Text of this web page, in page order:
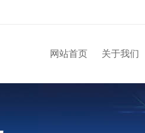
网站首页 关于我们